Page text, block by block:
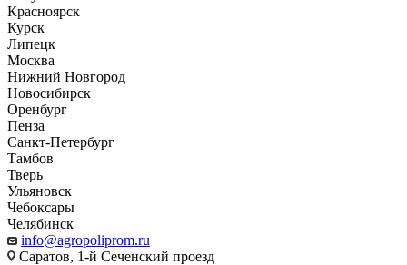
Красноярск
Курск
Липецк
Москва
Нижний Новгород
Новосибирск
Оренбург
Пенза
Санкт-Петербург
Тамбов
Тверь
Ульяновск
Чебоксары
Челябинск
info@agropoliprom.ru
Саратов, 1-й Сеченский проезд